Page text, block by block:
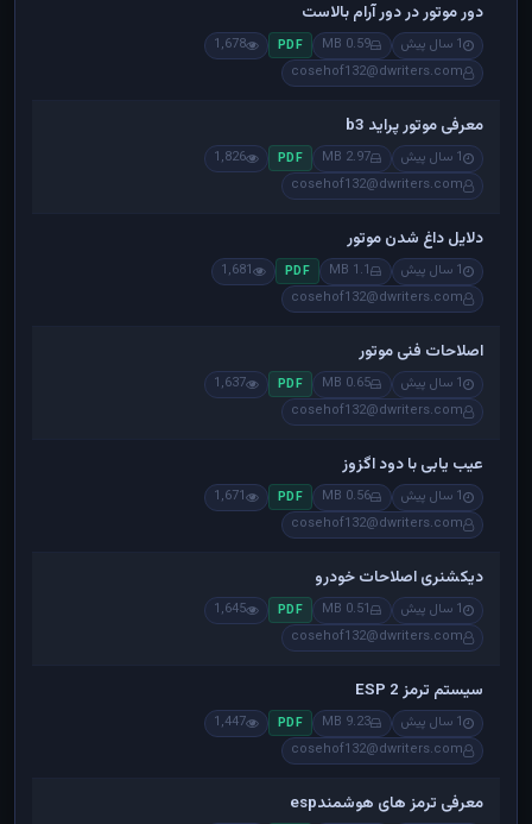
دور موتور در دور آرام بالاست
1 سال پیش 0.59 MB
PDF
1,678
cosehof132@dwriters.com
معرفی موتور پراید b3
1 سال پیش 2.97 MB
PDF
1,826
cosehof132@dwriters.com
دلایل داغ شدن موتور
1 سال پیش 1.1 MB
PDF
1,681
cosehof132@dwriters.com
اصلاحات فنی موتور
1 سال پیش 0.65 MB
PDF
1,637
cosehof132@dwriters.com
عیب یابی با دود اگزوز
1 سال پیش 0.56 MB
PDF
1,671
cosehof132@dwriters.com
دیکشنری اصلاحات خودرو
1 سال پیش 0.51 MB
PDF
1,645
cosehof132@dwriters.com
سیستم ترمز ESP 2
1 سال پیش 9.23 MB
PDF
1,447
cosehof132@dwriters.com
معرفی ترمز های هوشمندesp